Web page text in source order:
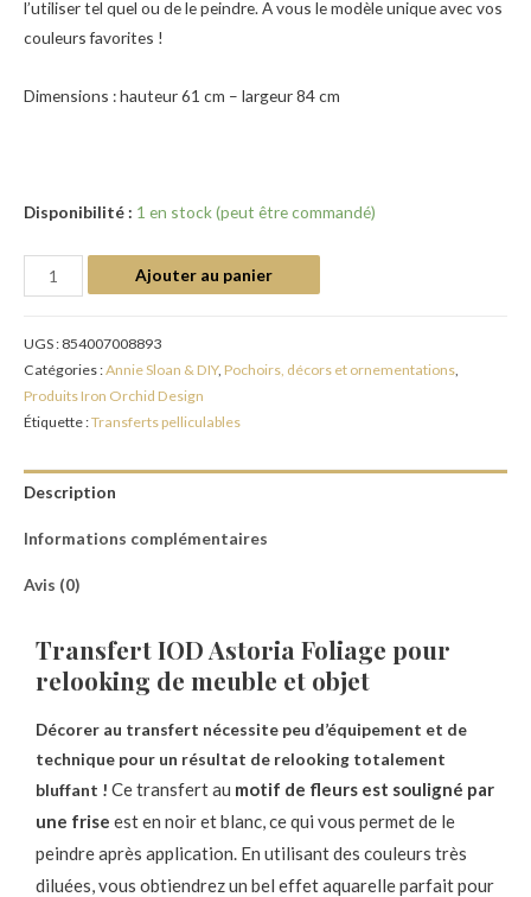
l’utiliser tel quel ou de le peindre. A vous le modèle unique avec vos
couleurs favorites !
Dimensions : hauteur 61 cm – largeur 84 cm
Disponibilité : 1 en stock (peut être commandé)
Ajouter au panier
UGS : 854007008893
Catégories :Annie Sloan & DIY, Pochoirs, décors et ornementations,
Produits Iron Orchid Design
Étiquette :Transferts pelliculables
Description
Informations complémentaires
Avis (0)
Transfert IOD Astoria Foliage pour
relooking de meuble et objet
Décorer au transfert nécessite peu d’équipement et de
technique pour un résultat de relooking totalement
bluffant ! Ce transfert au motif de fleurs est souligné par
une frise est en noir et blanc, ce qui vous permet de le
peindre après application. En utilisant des couleurs très
diluées, vous obtiendrez un bel effet aquarelleparfait pour